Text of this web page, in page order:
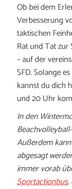
Ob bei dem
Verbesserung
taktischen
Rat und Tat zur
– auf der
SFD. Solange
kannst du dich
und 20 Uhr
In den
Außerdem
abgesagt
immer vorab
Sportactionbus,